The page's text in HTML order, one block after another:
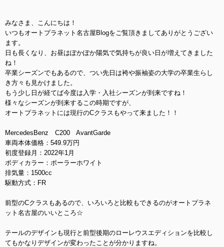
みなさま、こんにちは！
いつもオートプラネット名古屋Blogをご覧頂きましてありがとうござい
ます。
日も長くなり、お昼はぽかぽか陽気で気持ちが良い日が増えてきました
ね！
卒業シーズンでもあるので、つい先日は袴や振袖姿の大学の卒業生らし
き方々も見かけました。
もう少し日が経てば今度は入学・入社シーズンが到来ですね！
様々なシーズンが到来するこの時期ですが、
オートプラネットには現行のCクラスもやって来ました！！
MercedesBenz C200 AvantGarde
車両本体価格：549.9万円
初度登録月：2022年1月
ボディカラー：ポーラーホワイト
排気量：1500cc
駆動方式：FR
前型のCクラスもあるので、いろいろと比較もできるのがオートプラネ
ット名古屋のいいところ☆
テールのデザインも現行と前型後期のローレウスエディションを比較し
てもかなりデザインが変わったことが分かりますね。